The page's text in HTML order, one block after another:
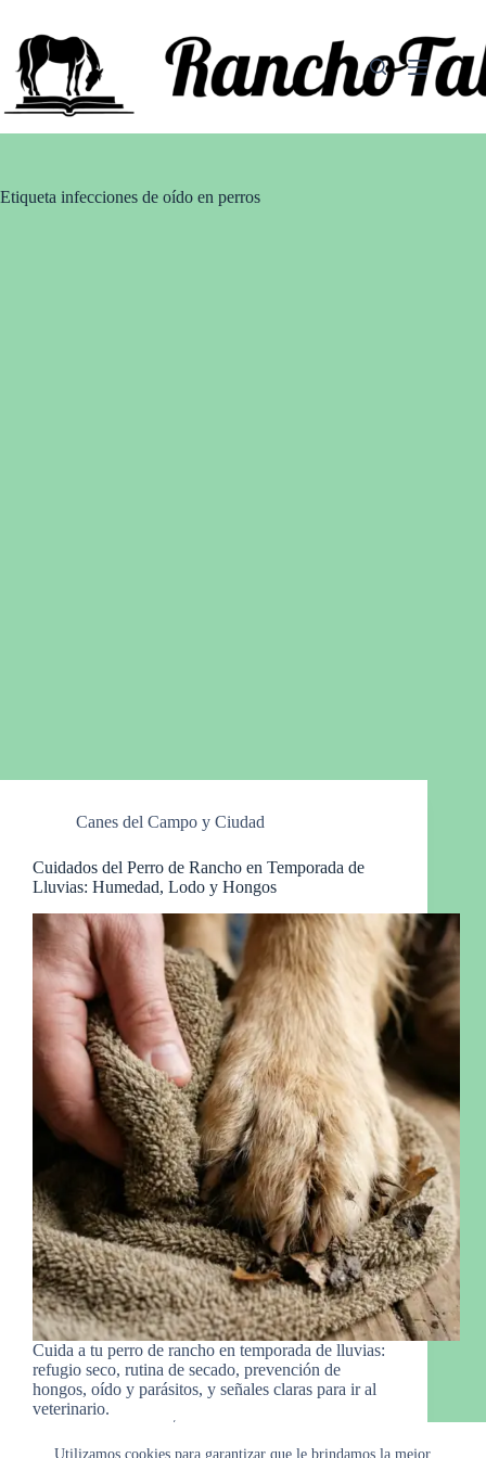
contenido
Utilizamos cookies para garantizar que le brindamos la mejor
Etiqueta infecciones de oído en perros
Canes del Campo y Ciudad
Cuidados del Perro de Rancho en Temporada de
Lluvias: Humedad, Lodo y Hongos
Cuida a tu perro de rancho en temporada de lluvias:
refugio seco, rutina de secado, prevención de
hongos, oído y parásitos, y señales claras para ir al
veterinario.